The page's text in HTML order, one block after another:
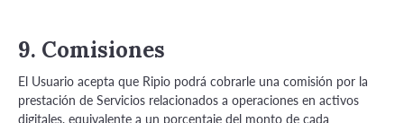
9. Comisiones
El Usuario acepta que Ripio podrá cobrarle una comisión por la
prestación de Servicios relacionados a operaciones en activos
digitales, equivalente a un porcentaje del monto de cada